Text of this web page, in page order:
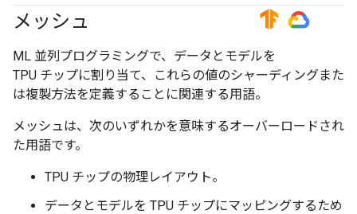
メッシュ #TensorFlow #GoogleCloud
ML 並列プログラミングで、データとモデルを
TPU チップに割り当て、これらの値のシャーディングまた
は複製方法を定義することに関連する用語。
メッシュは、次のいずれかを意味するオーバーロードされ
た用語です。
TPU チップの物理レイアウト。
データとモデルを TPU チップにマッピングするため